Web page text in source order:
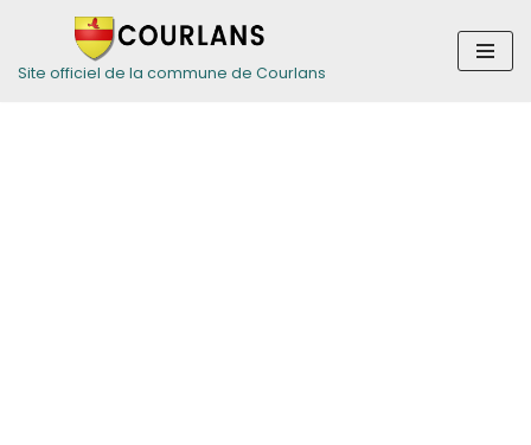
Aller
Site officiel de la commune de Courlans